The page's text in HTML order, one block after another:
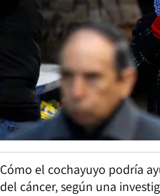
Cómo el cochayuyo podría
del cáncer, según una